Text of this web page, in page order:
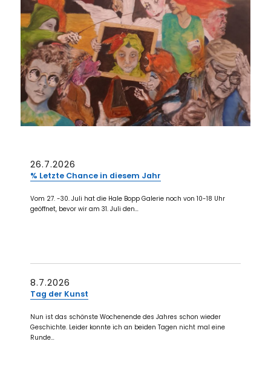
26.7.2026
% Letzte Chance in diesem Jahr
Vom 27. -30. Juli hat die Hale Bopp Galerie noch von 10-18 Uhr
geöffnet, bevor wir am 31. Juli den…
8.7.2026
Tag der Kunst
Nun ist das schönste Wochenende des Jahres schon wieder
Geschichte. Leider konnte ich an beiden Tagen nicht mal eine
Runde…